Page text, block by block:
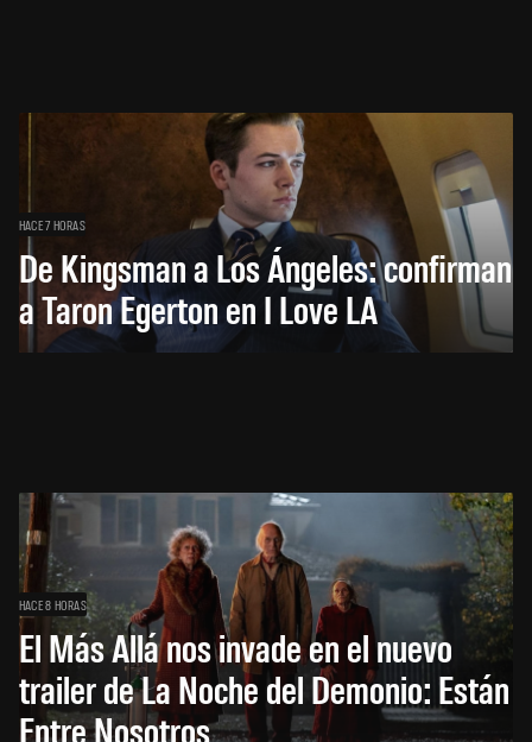
HACE 7 HORAS
De Kingsman a Los Ángeles: confirman
a Taron Egerton en I Love LA
HACE 8 HORAS
El Más Allá nos invade en el nuevo
trailer de La Noche del Demonio: Están
Entre Nosotros